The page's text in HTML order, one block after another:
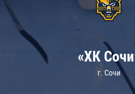
«ХК
г. Сочи